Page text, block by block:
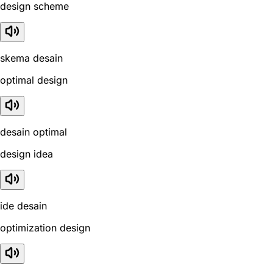
design scheme
skema desain
optimal design
desain optimal
design idea
ide desain
optimization design